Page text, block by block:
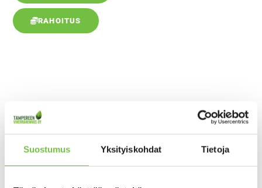
Suostumus Yksityiskohdat Tietoja
RAHOITUS